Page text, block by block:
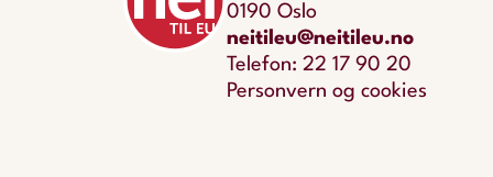
0190 Oslo
neitileu@neitileu.no
Telefon: 22 17 90 20
Personvern og cookies